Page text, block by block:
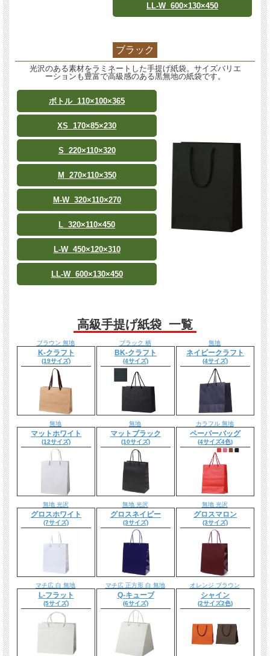
LL-W 600×130×450
ブラック
光沢のある素材をラミネートした手提げ紙袋。サイズバリエ
ーションも豊富で高級感のある黒無地の紙袋です。
ボトル 110×100×365
XS 170×85×230
S 220×110×320
M 270×110×350
M-W 320×110×270
L 320×110×450
L-W 450×120×310
LL-W 600×130×450
高級手提げ紙袋 一覧
ブラウン 無地
K-クラフト
(19サイズ)
ブラック 柄
BK-クラフト
(4サイズ)
無地
ネイビークラフト
(4サイズ)
無地
マットホワイト
(12サイズ)
無地
マットブラック
(10サイズ)
カラフル 無地
ペーパーバッグ
(4サイズ4色)
無地 光沢
グロスホワイト
(7サイズ)
無地 光沢
グロスネイビー
(3サイズ)
無地 光沢
グロスマロン
(3サイズ)
マチ広 白 無地
L-フラット
(5サイズ)
マチ広 正方形 白 無地
Q-キューブ
(6サイズ)
オレンジ ブラウン
シャイン
(2サイズ2色)